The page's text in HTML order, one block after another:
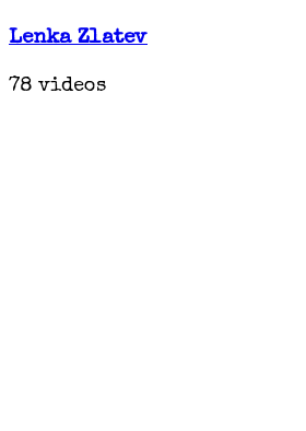
Lenka Zlatev
78 videos